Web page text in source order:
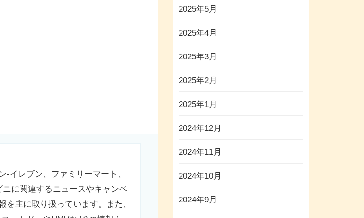
-イレブン、ファミリーマート、
ニに関連するニュースやキャンペ
を主に取り扱っています。また、
2025年5月
2025年4月
2025年3月
2025年2月
2025年1月
2024年12月
2024年11月
2024年10月
2024年9月